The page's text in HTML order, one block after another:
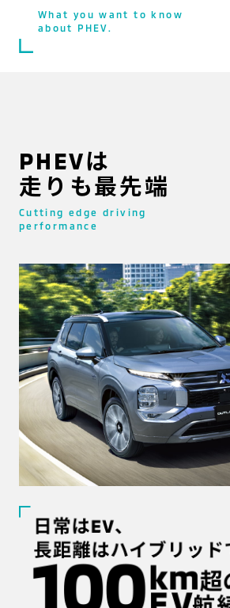
What you want to know
about PHEV.
PHEVは
走りも最先端
Cutting edge driving
performance